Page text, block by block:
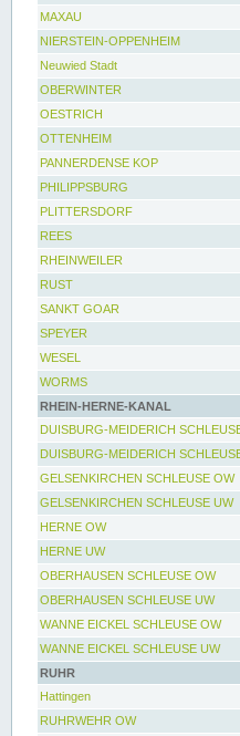
MAXAU
NIERSTEIN-OPPENHEIM
Neuwied Stadt
OBERWINTER
OESTRICH
OTTENHEIM
PANNERDENSE KOP
PHILIPPSBURG
PLITTERSDORF
REES
RHEINWEILER
RUST
SANKT GOAR
SPEYER
WESEL
WORMS
RHEIN-HERNE-KANAL
DUISBURG-MEIDERICH
DUISBURG-MEIDERICH
GELSENKIRCHEN SCHLEUSE OW
GELSENKIRCHEN SCHLEUSE UW
HERNE OW
HERNE UW
OBERHAUSEN SCHLEUSE OW
OBERHAUSEN SCHLEUSE UW
WANNE EICKEL SCHLEUSE OW
WANNE EICKEL SCHLEUSE UW
RUHR
Hattingen
RUHRWEHR OW